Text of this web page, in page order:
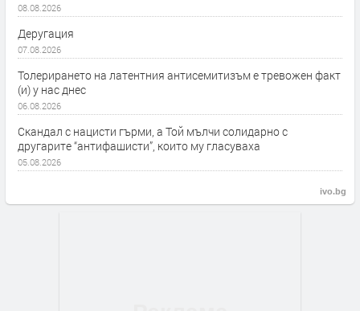
08.08.2026
Деругация
07.08.2026
Толерирането на латентния антисемитизъм е тревожен факт
(и) у нас днес
06.08.2026
Скандал с нацисти гърми, а Той мълчи солидарно с
другарите “антифашисти”, които му гласуваха
05.08.2026
ivo.bg